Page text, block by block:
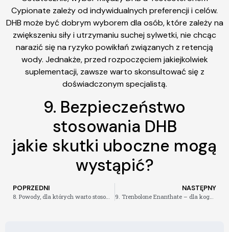
Cypionate zależy od indywidualnych preferencji i celów.
DHB może być dobrym wyborem dla osób, które zależy na
zwiększeniu siły i utrzymaniu suchej sylwetki, nie chcąc
narazić się na ryzyko powikłań związanych z retencją
wody. Jednakże, przed rozpoczęciem jakiejkolwiek
suplementacji, zawsze warto skonsultować się z
doświadczonym specjalistą.
9. Bezpieczeństwo
stosowania DHB
jakie skutki uboczne mogą
wystąpić?
POPRZEDNI NASTĘPNY
9. Trenbolone Enanthate – dla kogo jest przeznaczony